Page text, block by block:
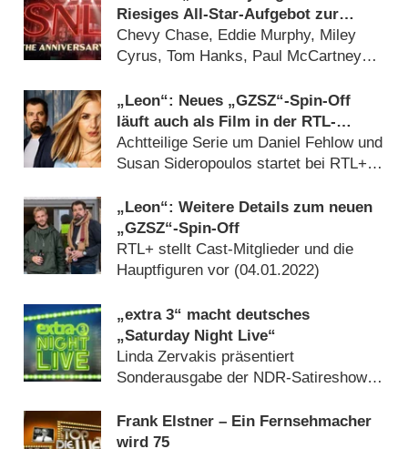
Riesiges All-Star-Aufgebot zur
Jubiläumsshow
Chevy Chase, Eddie Murphy, Miley
Cyrus, Tom Hanks, Paul McCartney
„Leon“: Neues „GZSZ“-Spin-Off
läuft auch als Film in der RTL-
Primetime
Achtteilige Serie um Daniel Fehlow und
Susan Sideropoulos startet bei RTL+
„Leon“: Weitere Details zum neuen
„GZSZ“-Spin-Off
RTL+ stellt Cast-Mitglieder und die
Hauptfiguren vor (04.01.2022)
„extra 3“ macht deutsches
„Saturday Night Live“
Linda Zervakis präsentiert
Sonderausgabe der NDR-Satireshow
Frank Elstner – Ein Fernsehmacher
wird 75